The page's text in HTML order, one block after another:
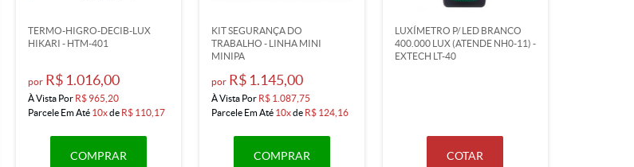
TERMO-HIGRO-DECIB-LUX
HIKARI - HTM-401
por R$ 1.016,00
À Vista Por R$ 965,20
Parcele Em Até 10xde R$ 110,17
COMPRAR
KIT SEGURANÇA DO
TRABALHO - LINHA MINI
MINIPA
por R$ 1.145,00
À Vista Por R$ 1.087,75
Parcele Em Até 10xde R$ 124,16
COMPRAR
LUXÍMETRO P/ LED BRANCO
400.000 LUX (ATENDE NH0-11) -
EXTECH LT-40
COTAR